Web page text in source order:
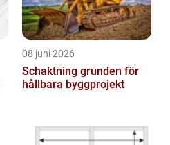
08 juni 2026
Schaktning grunden för
hållbara byggprojekt